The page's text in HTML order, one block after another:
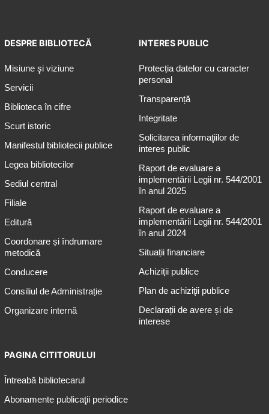
DESPRE BIBLIOTECĂ
Misiune şi viziune
Servicii
Biblioteca în cifre
Scurt istoric
Manifestul bibliotecii publice
Legea bibliotecilor
Sediul central
Filiale
Editură
Coordonare și îndrumare
metodică
Conducere
Consiliul de Administrație
Organizare internă
INTERES PUBLIC
Protecția datelor cu caracter
personal
Transparență
Integritate
Solicitarea informaţiilor de
interes public
Raport de evaluare a
implementării Legii nr. 544/2001
în anul 2025
Raport de evaluare a
implementării Legii nr. 544/2001
în anul 2024
Situații financiare
Achiziții publice
Plan de achiziţii publice
Declarații de avere și de
interese
PAGINA CITITORULUI
Întreabă bibliotecarul
Abonamente publicaţii periodice